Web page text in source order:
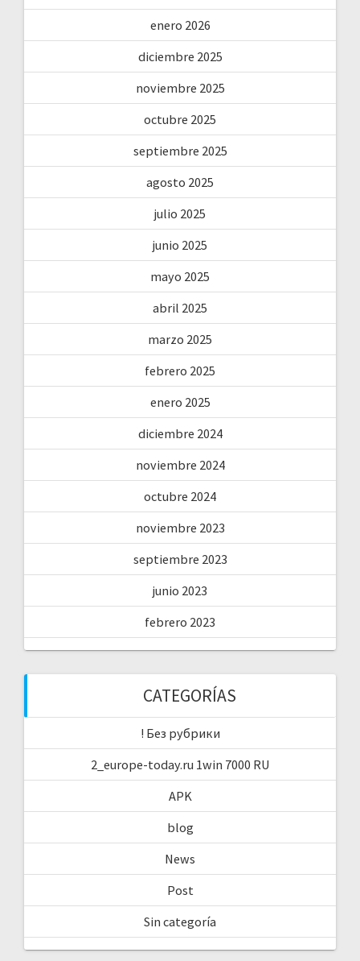
enero 2026
diciembre 2025
noviembre 2025
octubre 2025
septiembre 2025
agosto 2025
julio 2025
junio 2025
mayo 2025
abril 2025
marzo 2025
febrero 2025
enero 2025
diciembre 2024
noviembre 2024
octubre 2024
noviembre 2023
septiembre 2023
junio 2023
febrero 2023
CATEGORÍAS
! Без рубрики
2_europe-today.ru 1win 7000 RU
APK
blog
News
Post
Sin categoría